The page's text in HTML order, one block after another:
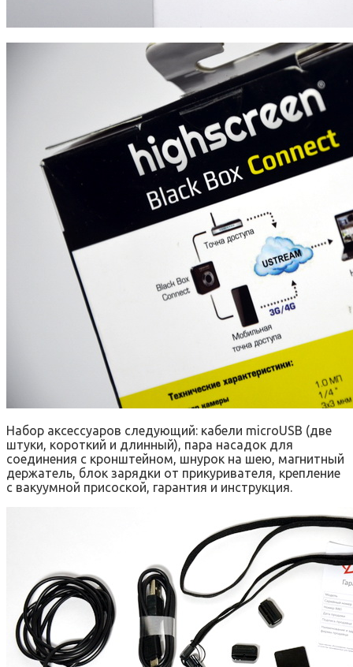
Набор аксессуаров следующий: кабели microUSB (две
штуки, короткий и длинный), пара насадок для
соединения с кронштейном, шнурок на шею, магнитный
держатель, блок зарядки от прикуривателя, крепление
с вакуумной присоской, гарантия и инструкция.